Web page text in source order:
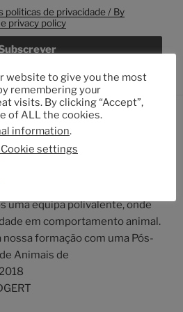
politicas de privacidade / By
privacy policy
sobre a PositiveWay, sobre
uma equipa polivalente, onde
em comportamento animal.
formação com uma Pós-
Animais de
website to give you the most
remembering your
visits. By clicking “Accept”,
of ALL the cookies.
information.
settings